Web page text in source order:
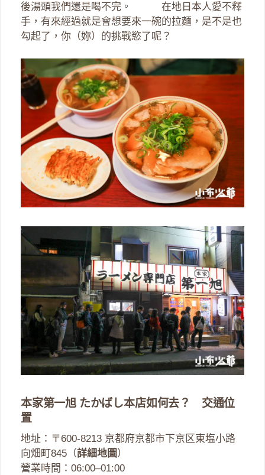
後湯頭我們還是喝不完。 在地日本人愛不釋
手，有來經過就是會想要來一碗的拉麵，是不是也
勾起了，你（妳）的挑戰慾了呢？
本家第一旭 たかばし本店如何去？ 交通位
置
地址：〒600-8213 京都府京都市下京区東塩小路
向畑町845（詳細地圖）
營業時間：06:00–01:00